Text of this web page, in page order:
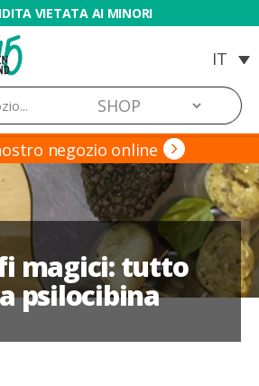
VIETATA AI MINORI
Blog
de
Grow
Barato
negozio online
magici: tutto
psilocibina